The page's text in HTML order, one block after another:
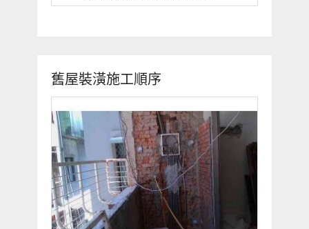
舊屋裝潢施工順序